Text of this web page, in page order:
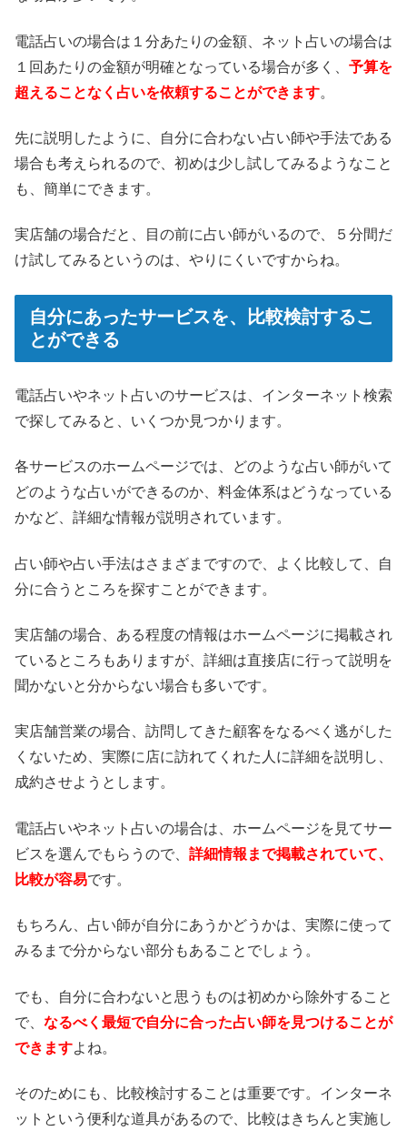
電話占いの場合は１分あたりの金額、ネット占いの場合は
１回あたりの金額が明確となっている場合が多く、 予算を
超えることなく占いを依頼することができます。
先に説明したように、自分に合わない占い師や手法である
場合も考えられるので、初めは少し試してみるようなこと
も、簡単にできます。
実店舗の場合だと、目の前に占い師がいるので、５分間だ
け試してみるというのは、やりにくいですからね。
自分にあったサービスを、比較検討するこ
とができる
電話占いやネット占いのサービスは、インターネット検索
で探してみると、いくつか見つかります。
各サービスのホームページでは、どのような占い師がいて
どのような占いができるのか、料金体系はどうなっている
かなど、詳細な情報が説明されています。
占い師や占い手法はさまざまですので、よく比較して、自
分に合うところを探すことができます。
実店舗の場合、ある程度の情報はホームページに掲載され
ているところもありますが、詳細は直接店に行って説明を
聞かないと分からない場合も多いです。
実店舗営業の場合、訪問してきた顧客をなるべく逃がした
くないため、実際に店に訪れてくれた人に詳細を説明し、
成約させようとします。
電話占いやネット占いの場合は、ホームページを見てサー
ビスを選んでもらうので、 詳細情報まで掲載されていて、
比較が容易です。
もちろん、占い師が自分にあうかどうかは、実際に使って
みるまで分からない部分もあることでしょう。
でも、自分に合わないと思うものは初めから除外すること
で、 なるべく最短で自分に合った占い師を見つけることが
できますよね。
そのためにも、比較検討することは重要です。インターネ
ットという便利な道具があるので、比較はきちんと実施し